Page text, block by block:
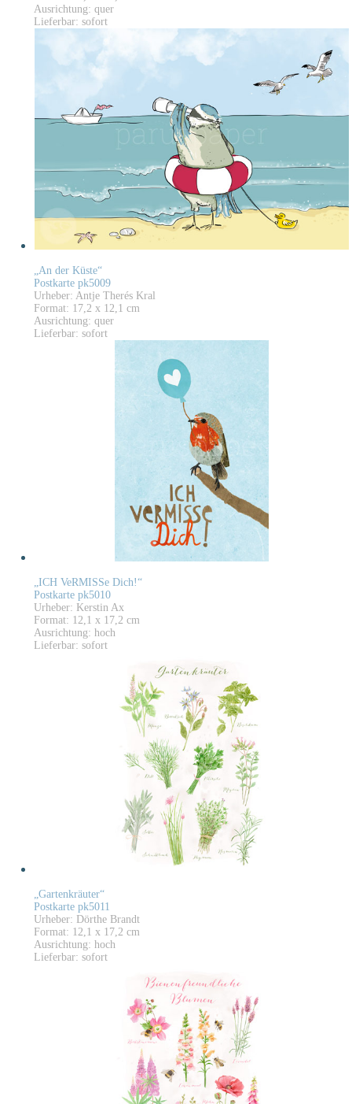
Ausrichtung: quer
Lieferbar: sofort
„An der Küste“
Postkarte pk5009
Urheber: Antje Therés Kral
Format: 17,2 x 12,1 cm
Ausrichtung: quer
Lieferbar: sofort
„ICH VeRMISSe Dich!“
Postkarte pk5010
Urheber: Kerstin Ax
Format: 12,1 x 17,2 cm
Ausrichtung: hoch
Lieferbar: sofort
„Gartenkräuter“
Postkarte pk5011
Urheber: Dörthe Brandt
Format: 12,1 x 17,2 cm
Ausrichtung: hoch
Lieferbar: sofort